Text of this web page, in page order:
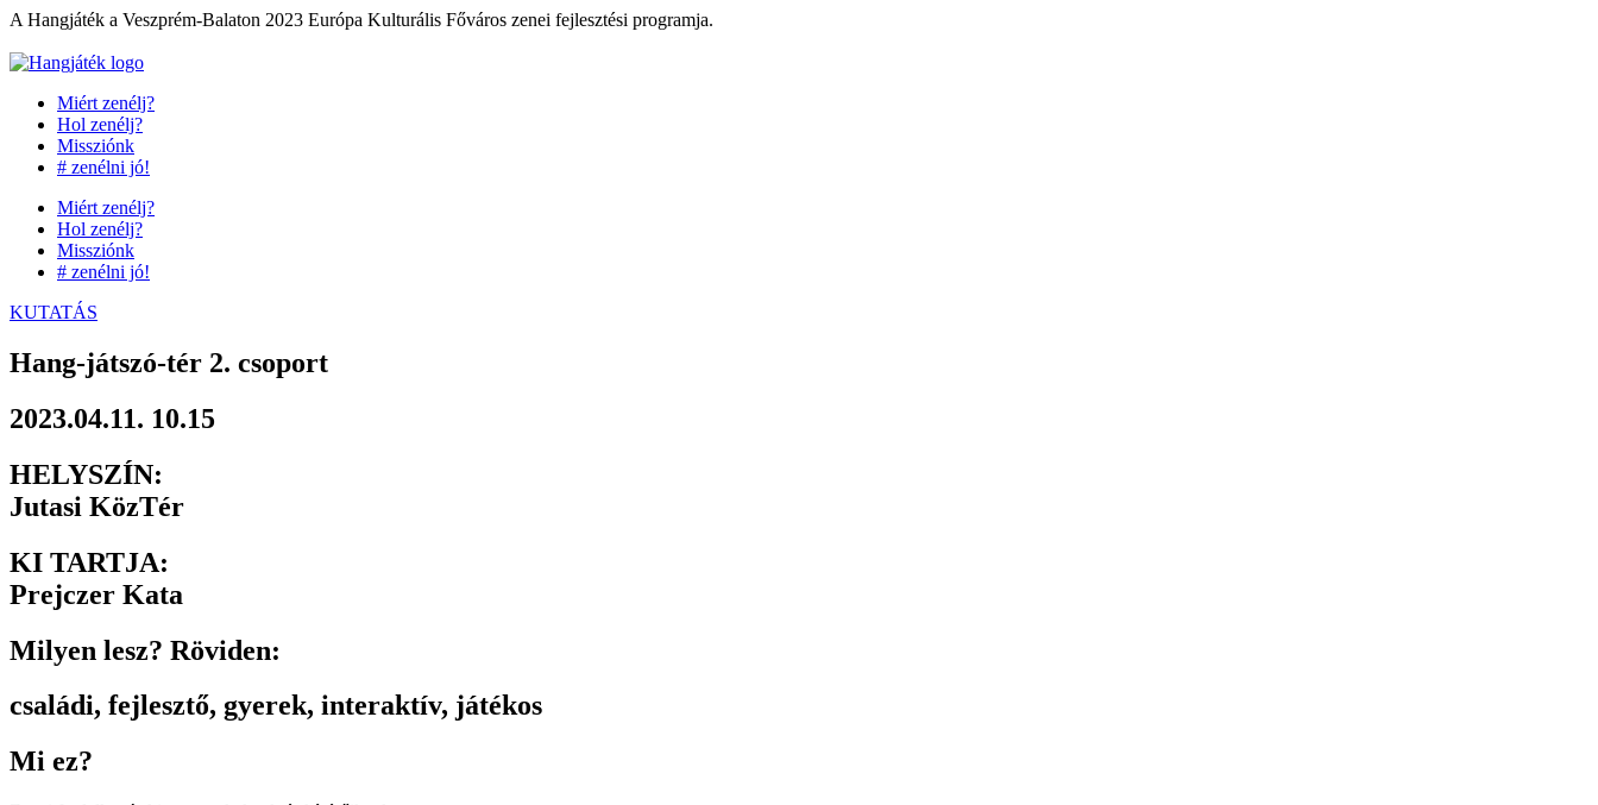
Ugrás
tartalomhoz
A Hangjáték a Veszprém-Balaton 2023 Európa Kulturális Főváros zenei fejlesztési programja.
Miért zenélj?
Hol zenélj?
Missziónk
# zenélni jó!
Miért zenélj?
Hol zenélj?
Missziónk
# zenélni jó!
KUTATÁS
Hang-játszó-tér 2. csoport
2023.04.11. 10.15
HELYSZÍN:
Jutasi KözTér
KI TARTJA:
Prejczer Kata
Milyen lesz? Röviden:
családi, fejlesztő, gyerek, interaktív, játékos
Mi ez?